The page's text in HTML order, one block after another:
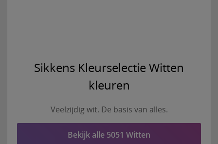
Sikkens Kleurselectie Witten
kleuren
Veelzijdig wit. De basis van alles.
Bekijk alle 5051 Witten